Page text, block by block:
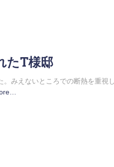
たT様邸
みえないところでの断熱を重視